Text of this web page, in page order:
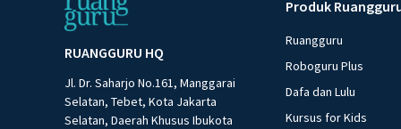
RUANGGURU HQ
Jl. Dr. Saharjo No.161, Manggarai
Selatan, Tebet, Kota Jakarta
Selatan, Daerah Khusus Ibukota
Produk
Ruangguru
Roboguru Plus
Dafa dan Lulu
Kursus for Kids